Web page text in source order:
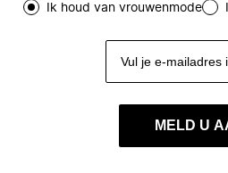
Ik houd van vrouwenmode
MELD U